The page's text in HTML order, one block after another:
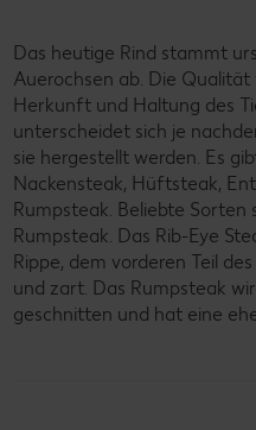
Das heutige Rind stammt
Auerochsen ab. Die
Herkunft und Haltung des
unterscheidet sich je
sie hergestellt werden. Es
Nackensteak, Hüftsteak,
Rumpsteak. Beliebte Sorten
Rumpsteak. Das Rib-Eye
Rippe, dem vorderen Teil
und zart. Das Rumpsteak
geschnitten und hat eine